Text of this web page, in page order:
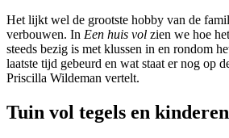
Het lijkt wel de grootste hobby van de
verbouwen. In Een huis vol zien we hoe
steeds bezig is met klussen in en rondom
laatste tijd gebeurd en wat staat er nog op
Priscilla Wildeman vertelt.
Tuin vol tegels en kinderen